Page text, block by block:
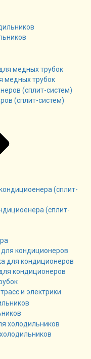
медных трубок
(сплит-систем)
(сплит-
кондиционеров
кондиционеров
и электрики